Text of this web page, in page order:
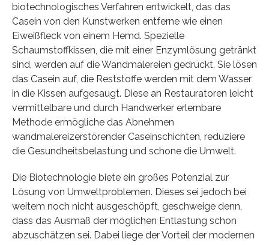
biotechnologisches Verfahren entwickelt, das das
Casein von den Kunstwerken entferne wie einen
Eiweißfleck von einem Hemd. Spezielle
Schaumstoffkissen, die mit einer Enzymlösung getränkt
sind, werden auf die Wandmalereien gedrückt. Sie lösen
das Casein auf, die Reststoffe werden mit dem Wasser
in die Kissen aufgesaugt. Diese an Restauratoren leicht
vermittelbare und durch Handwerker erlernbare
Methode ermögliche das Abnehmen
wandmalereizerstörender Caseinschichten, reduziere
die Gesundheitsbelastung und schone die Umwelt.
Die Biotechnologie biete ein großes Potenzial zur
Lösung von Umweltproblemen. Dieses sei jedoch bei
weitem noch nicht ausgeschöpft, geschweige denn,
dass das Ausmaß der möglichen Entlastung schon
abzuschätzen sei. Dabei liege der Vorteil der modernen